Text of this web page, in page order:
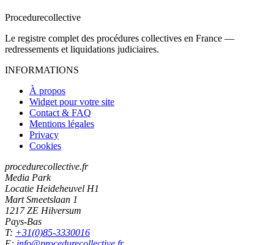
Procedurecollective
Le registre complet des procédures collectives en France —
redressements et liquidations judiciaires.
INFORMATIONS
À propos
Widget pour votre site
Contact & FAQ
Mentions légales
Privacy
Cookies
procedurecollective.fr
Media Park
Locatie Heideheuvel H1
Mart Smeetslaan 1
1217 ZE Hilversum
Pays-Bas
T: +31(0)85-3330016